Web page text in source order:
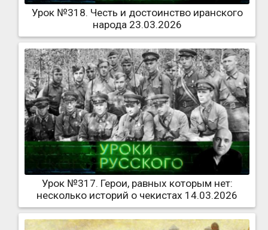
Урок №318. Честь и достоинство иранского
народа 23.03.2026
Урок №317. Герои, равных которым нет:
несколько историй о чекистах 14.03.2026